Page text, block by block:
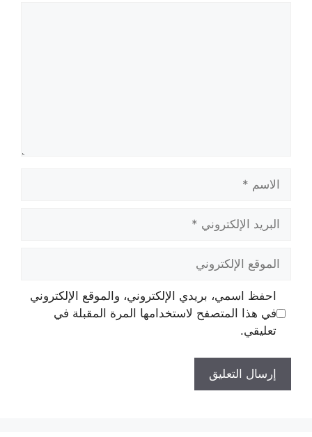
الاسم
البريد
الإلكتروني
الموقع
الإلكتروني
احفظ اسمي، بريدي الإلكتروني، والموقع الإلكتروني
في هذا المتصفح لاستخدامها المرة المقبلة في
تعليقي.